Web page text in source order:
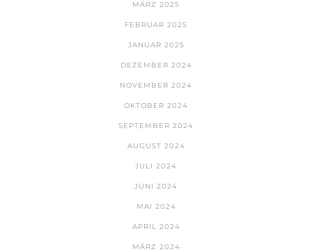
MÄRZ 2025
FEBRUAR 2025
JANUAR 2025
DEZEMBER 2024
NOVEMBER 2024
OKTOBER 2024
SEPTEMBER 2024
AUGUST 2024
JULI 2024
JUNI 2024
MAI 2024
APRIL 2024
MÄRZ 2024